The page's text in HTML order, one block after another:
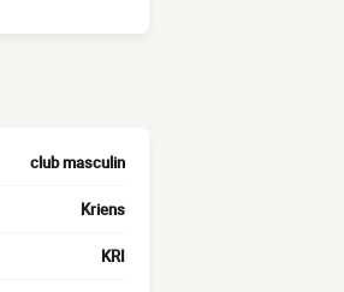
club masculin
Kriens
KRI